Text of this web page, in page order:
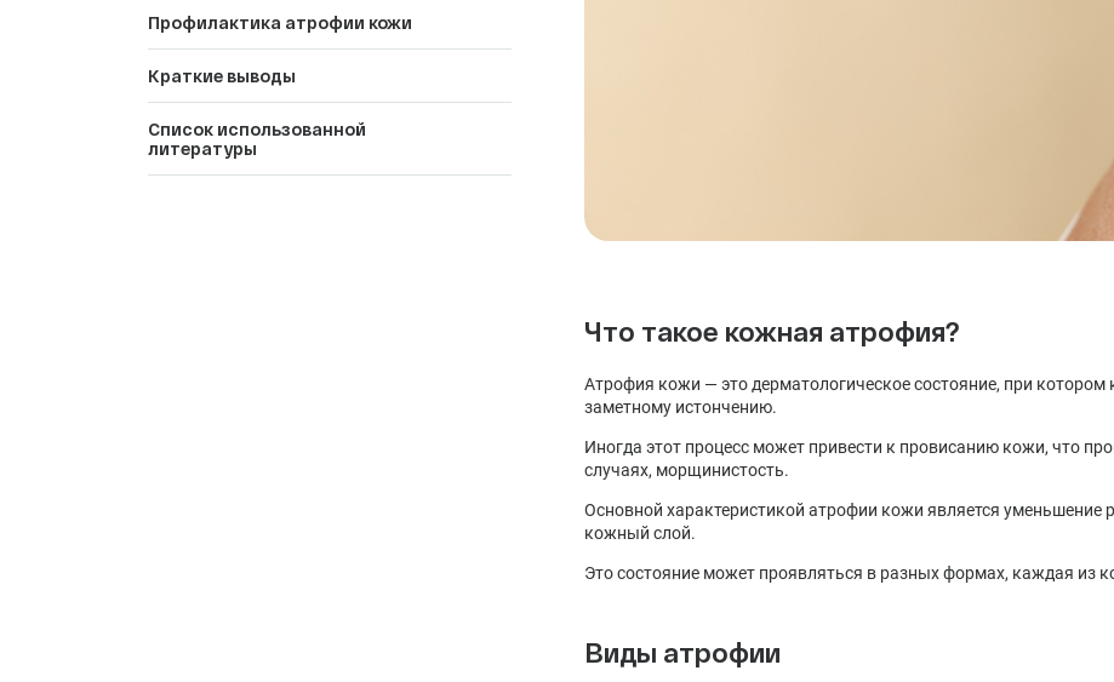
Профилактика атрофии кожи
Краткие выводы
Список использованной
литературы
Что такое кожная атрофия?
Атрофия кожи — это дерматологическое состояние, при котором
заметному истончению.
Иногда этот процесс может привести к провисанию кожи, что
случаях, морщинистость.
Основной характеристикой атрофии кожи является уменьшение
кожный слой.
Это состояние может проявляться в разных формах, каждая из
Виды атрофии